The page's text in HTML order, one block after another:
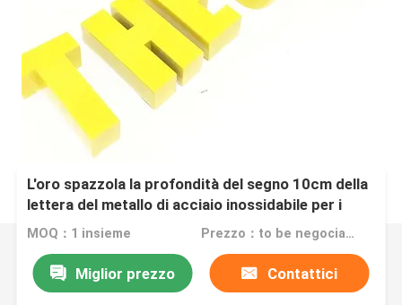
L'oro spazzola la profondità del segno 10cm della
lettera del metallo di acciaio inossidabile per i
servizi governativi
MOQ：1 insieme Prezzo：to be negociated
Miglior prezzo Contattici